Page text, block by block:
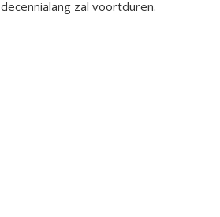
decennialang zal voortduren.